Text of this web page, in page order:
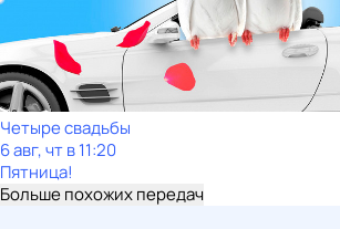
Четыре свадьбы
6 авг, чт в 11:20
Пятница!
Больше похожих передач